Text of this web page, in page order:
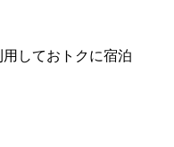
しておトクに宿泊